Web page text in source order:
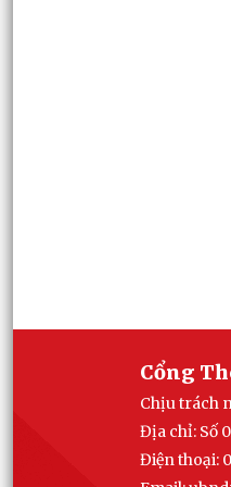
Cổng
Chịu trách
Địa chỉ: Số
Điện thoại: